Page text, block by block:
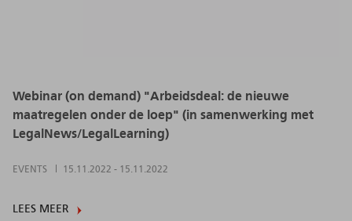
Webinar (on demand) "Arbeidsdeal: de nieuwe
maatregelen onder de loep" (in samenwerking met
LegalNews/LegalLearning)
EVENTS 15.11.2022 - 15.11.2022
LEES MEER